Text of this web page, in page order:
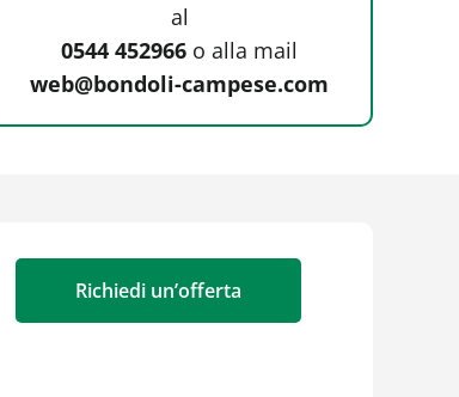
al
0544 452966 o alla mail
web@bondoli-campese.com
Richiedi un’offerta